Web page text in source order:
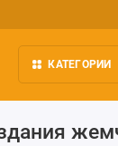
КАТЕГОРИИ